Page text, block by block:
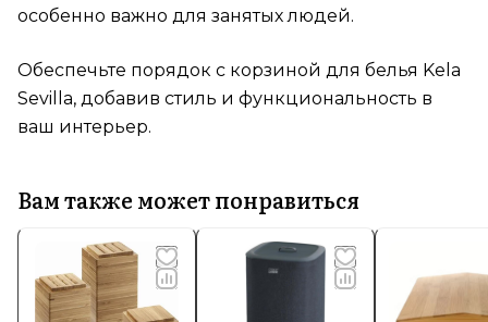
особенно важно для занятых людей.
Обеспечьте порядок с корзиной для белья Kela
Sevilla, добавив стиль и функциональность в
ваш интерьер.
Вам также может понравиться